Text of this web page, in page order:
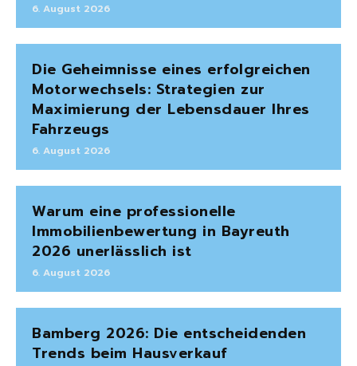
6. August 2026
Die Geheimnisse eines erfolgreichen
Motorwechsels: Strategien zur
Maximierung der Lebensdauer Ihres
Fahrzeugs
6. August 2026
Warum eine professionelle
Immobilienbewertung in Bayreuth
2026 unerlässlich ist
6. August 2026
Bamberg 2026: Die entscheidenden
Trends beim Hausverkauf